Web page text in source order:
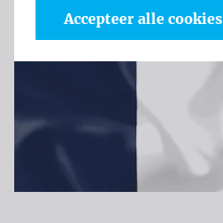
Accepteer alle cookies